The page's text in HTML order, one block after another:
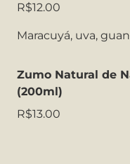
R$12.00
Maracuyá, uva,
Zumo Natural de
(200ml)
R$13.00